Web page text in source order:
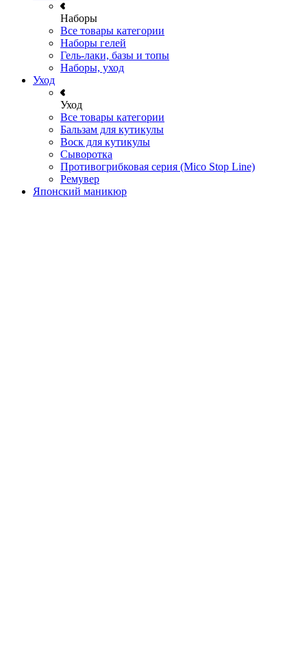
Наборы
Все товары категории
Наборы гелей
Гель-лаки, базы и топы
Наборы, уход
Уход
Уход
Все товары категории
Бальзам для кутикулы
Воск для кутикулы
Сыворотка
Противогрибковая серия (Mico Stop Line)
Ремувер
Японский маникюр